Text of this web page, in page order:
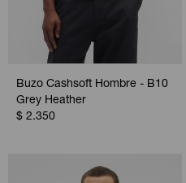
Buzo Cashsoft Hombre - B10
Grey Heather
$ 2.350